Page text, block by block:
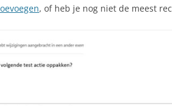
, of heb je nog niet de meest